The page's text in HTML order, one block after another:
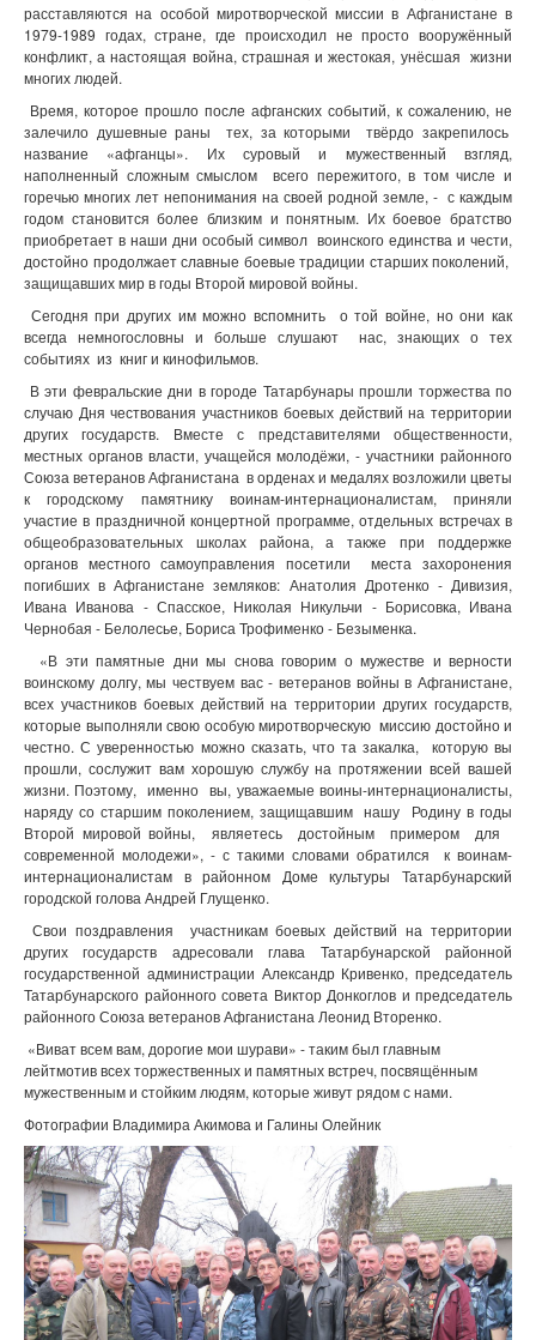
расставляются на особой миротворческой миссии в Афганистане в
1979-1989 годах, стране, где происходил не просто вооружённый
конфликт, а настоящая война, страшная и жестокая, унёсшая жизни
многих людей.
Время, которое прошло после афганских событий, к сожалению, не
залечило душевные раны тех, за которыми твёрдо закрепилось
название «афганцы». Их суровый и мужественный взгляд,
наполненный сложным смыслом всего пережитого, в том числе и
горечью многих лет непонимания на своей родной земле, - с каждым
годом становится более близким и понятным. Их боевое братство
приобретает в наши дни особый символ воинского единства и чести,
достойно продолжает славные боевые традиции старших поколений,
защищавших мир в годы Второй мировой войны.
Сегодня при других им можно вспомнить о той войне, но они как
всегда немногословны и больше слушают нас, знающих о тех
событиях из книг и кинофильмов.
В эти февральские дни в городе Татарбунары прошли торжества по
случаю Дня чествования участников боевых действий на территории
других государств. Вместе с представителями общественности,
местных органов власти, учащейся молодёжи, - участники районного
Союза ветеранов Афганистана в орденах и медалях возложили цветы
к городскому памятнику воинам-интернационалистам, приняли
участие в праздничной концертной программе, отдельных встречах в
общеобразовательных школах района, а также при поддержке
органов местного самоуправления посетили места захоронения
погибших в Афганистане земляков: Анатолия Дротенко - Дивизия,
Ивана Иванова - Спасское, Николая Никульчи - Борисовка, Ивана
Чернобая - Белолесье, Бориса Трофименко - Безыменка.
«В эти памятные дни мы снова говорим о мужестве и верности
воинскому долгу, мы чествуем вас - ветеранов войны в Афганистане,
всех участников боевых действий на территории других государств,
которые выполняли свою особую миротворческую миссию достойно и
честно. С уверенностью можно сказать, что та закалка, которую вы
прошли, сослужит вам хорошую службу на протяжении всей вашей
жизни. Поэтому, именно вы, уважаемые воины-интернационалисты,
наряду со старшим поколением, защищавшим нашу Родину в годы
Второй мировой войны, являетесь достойным примером для
современной молодежи», - с такими словами обратился к воинам-
интернационалистам в районном Доме культуры Татарбунарский
городской голова Андрей Глущенко.
Свои поздравления участникам боевых действий на территории
других государств адресовали глава Татарбунарской районной
государственной администрации Александр Кривенко, председатель
Татарбунарского районного совета Виктор Донкоглов и председатель
районного Союза ветеранов Афганистана Леонид Вторенко.
«Виват всем вам, дорогие мои шурави» - таким был главным
лейтмотив всех торжественных и памятных встреч, посвящённым
мужественным и стойким людям, которые живут рядом с нами.
Фотографии Владимира Акимова и Галины Олейник